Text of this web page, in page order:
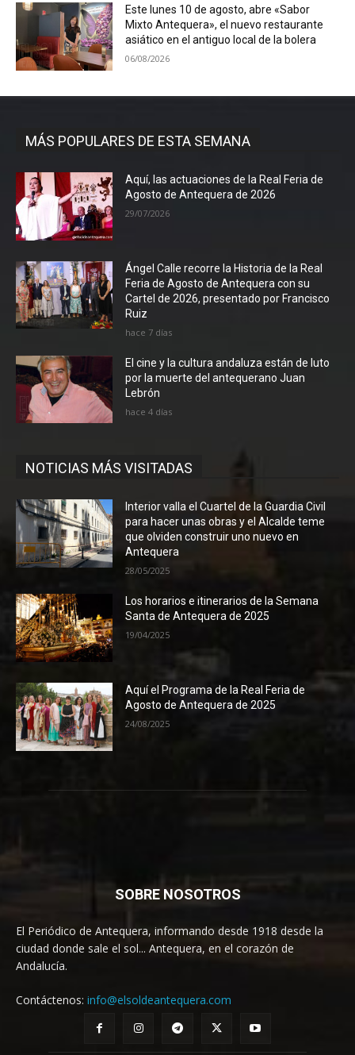
Este lunes 10 de agosto, abre «Sabor
Mixto Antequera», el nuevo restaurante
asiático en el antiguo local de la bolera
06/08/2026
MÁS POPULARES DE ESTA SEMANA
Aquí, las actuaciones de la Real Feria de
Agosto de Antequera de 2026
29/07/2026
Ángel Calle recorre la Historia de la Real
Feria de Agosto de Antequera con su
Cartel de 2026, presentado por Francisco
Ruiz
hace 7 días
El cine y la cultura andaluza están de luto
por la muerte del antequerano Juan
Lebrón
hace 4 días
NOTICIAS MÁS VISITADAS
Interior valla el Cuartel de la Guardia Civil
para hacer unas obras y el Alcalde teme
que olviden construir uno nuevo en
Antequera
28/05/2025
Los horarios e itinerarios de la Semana
Santa de Antequera de 2025
19/04/2025
Aquí el Programa de la Real Feria de
Agosto de Antequera de 2025
24/08/2025
SOBRE NOSOTROS
El Periódico de Antequera, informando desde 1918 desde la
ciudad donde sale el sol... Antequera, en el corazón de
Andalucía.
Contáctenos: info@elsoldeantequera.com